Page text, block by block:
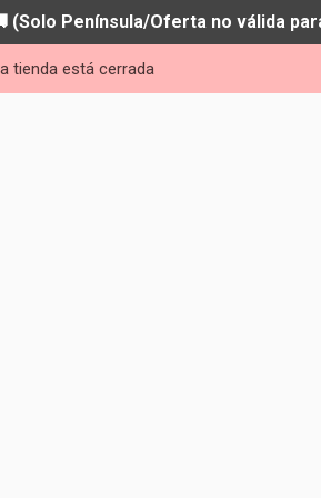
(Solo Península/Oferta no válida
tienda está cerrada